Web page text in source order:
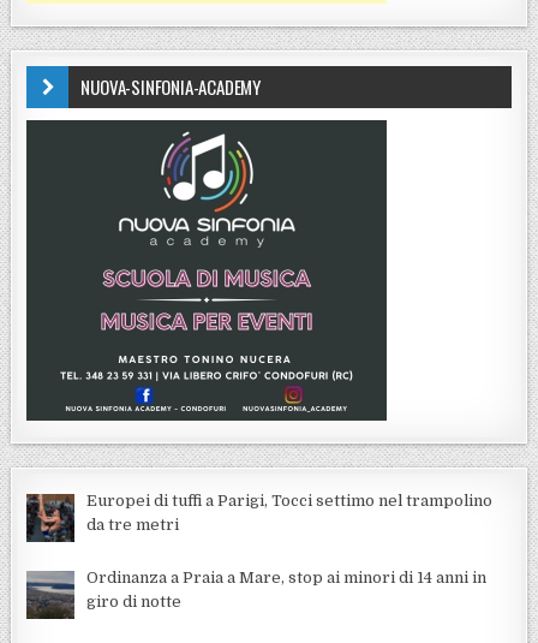
NUOVA-SINFONIA-ACADEMY
Europei di tuffi a Parigi, Tocci settimo nel trampolino
da tre metri
Ordinanza a Praia a Mare, stop ai minori di 14 anni in
giro di notte